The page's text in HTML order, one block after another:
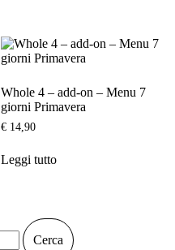
Whole 4 – add-on – Menu 7
giorni Primavera
€14,90
Leggi tutto